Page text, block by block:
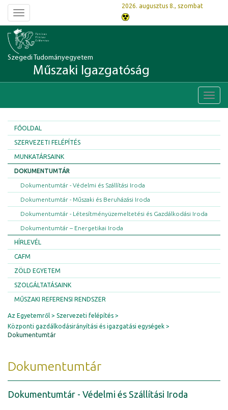
Toggle
navigation
2026. augusztus 8., szombat
Szegedi Tudományegyetem
Műszaki Igazgatóság
FŐOLDAL
SZERVEZETI FELÉPÍTÉS
MUNKATÁRSAINK
DOKUMENTUMTÁR
Dokumentumtár - Védelmi és Szállítási Iroda
Dokumentumtár - Műszaki és Beruházási Iroda
Dokumentumtár - Létesítményüzemeltetési és Gazdálkodási Iroda
Dokumentumtár – Energetikai Iroda
HÍRLEVÉL
CAFM
ZÖLD EGYETEM
SZOLGÁLTATÁSAINK
MŰSZAKI REFERENSI RENDSZER
Az Egyetemről
Szervezeti felépítés
Központi gazdálkodásirányítási és igazgatási egységek
Dokumentumtár
Dokumentumtár
Dokumentumtár - Védelmi és Szállítási Iroda